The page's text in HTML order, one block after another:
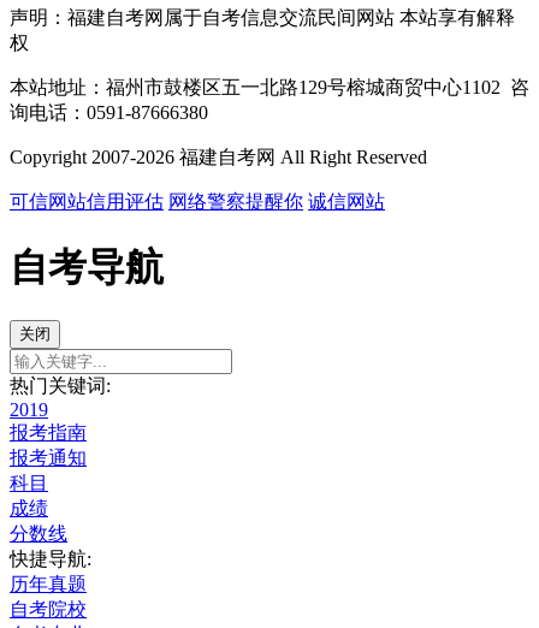
声明：福建自考网属于自考信息交流民间网站 本站享有解释
权
本站地址：福州市鼓楼区五一北路129号榕城商贸中心1102 咨
询电话：0591-87666380
Copyright 2007-2026 福建自考网 All Right Reserved
可信网站信用评估 网络警察提醒你 诚信网站
自考导航
关闭
热门关键词:
2019
报考指南
报考通知
科目
成绩
分数线
快捷导航:
历年真题
自考院校